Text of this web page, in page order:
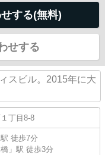
する(無料)
せする
スビル。2015年に大
１丁目8-8
駅 徒歩7分
」駅 徒歩3分